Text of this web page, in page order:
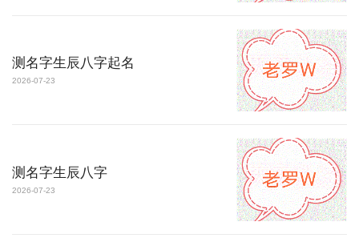
测名字生辰八字起名
2026-07-23
测名字生辰八字
2026-07-23